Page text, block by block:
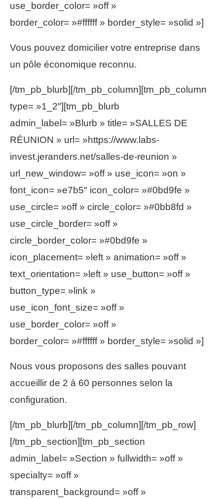
use_border_color= »off »
border_color= »#ffffff » border_style= »solid »]
Vous pouvez domicilier votre entreprise dans
un pôle économique reconnu.
[/tm_pb_blurb][/tm_pb_column][tm_pb_column
type= »1_2″][tm_pb_blurb
admin_label= »Blurb » title= »SALLES DE
RÉUNION » url= »https://www.labs-
invest.jeranders.net/salles-de-reunion »
url_new_window= »off » use_icon= »on »
font_icon= »e7b5″ icon_color= »#0bd9fe »
use_circle= »off » circle_color= »#0bb8fd »
use_circle_border= »off »
circle_border_color= »#0bd9fe »
icon_placement= »left » animation= »off »
text_orientation= »left » use_button= »off »
button_type= »link »
use_icon_font_size= »off »
use_border_color= »off »
border_color= »#ffffff » border_style= »solid »]
Nous vous proposons des salles pouvant
accueillir de 2 à 60 personnes selon la
configuration.
[/tm_pb_blurb][/tm_pb_column][/tm_pb_row]
[/tm_pb_section][tm_pb_section
admin_label= »Section » fullwidth= »off »
specialty= »off »
transparent_background= »off »